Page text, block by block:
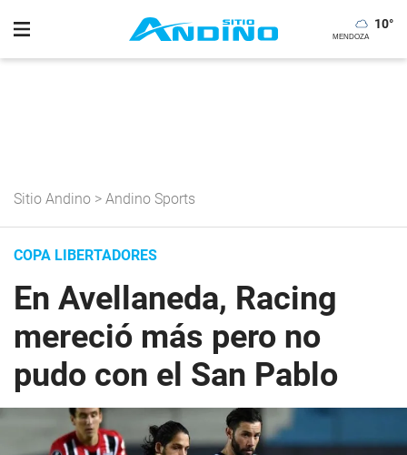
10°
Sitio Andino > Andino Sports
COPA LIBERTADORES
En Avellaneda, Racing
mereció más pero no
pudo con el San Pablo